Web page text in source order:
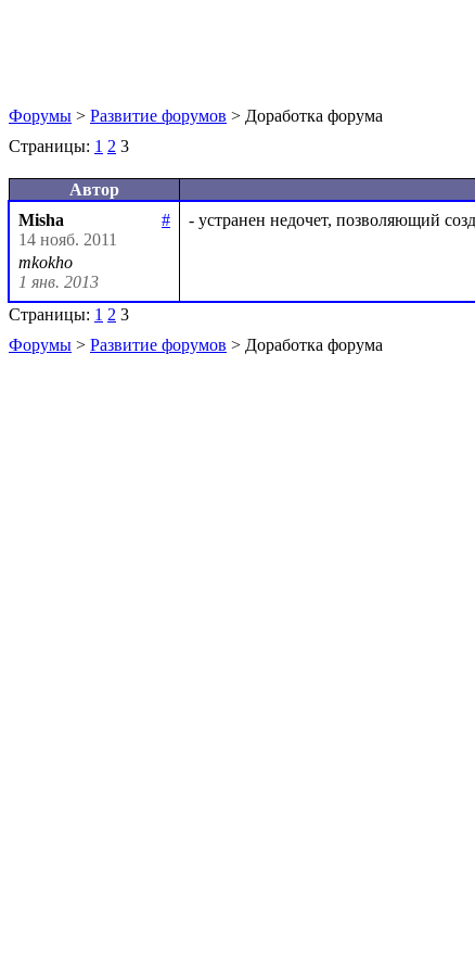
Форумы > Развитие форумов > Доработка форума
Страницы: 1 2 3
Автор
Misha
#
14 нояб. 2011
mkokho
1 янв. 2013
Страницы: 1 2 3
Форумы > Развитие форумов > Доработка форума